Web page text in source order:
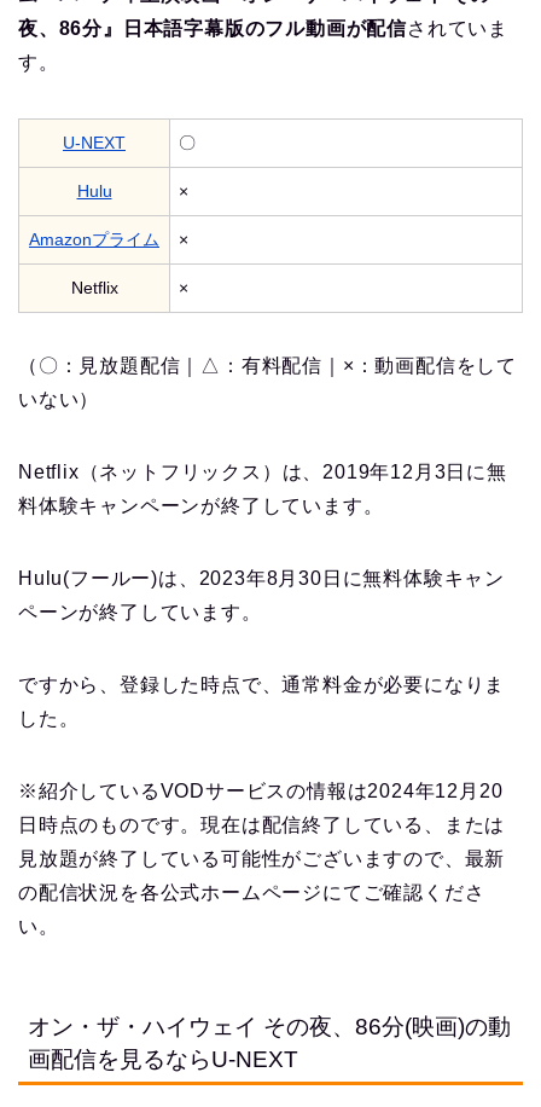
夜、86分』日本語字幕版のフル動画が配信されていま
す。
U-NEXT 〇
Hulu ×
Amazonプライム ×
Netflix ×
（〇：見放題配信｜△：有料配信｜×：動画配信をして
いない）
Netflix（ネットフリックス）は、2019年12月3日に無
料体験キャンペーンが終了しています。
Hulu(フールー)は、2023年8月30日に無料体験キャン
ペーンが終了しています。
ですから、登録した時点で、通常料金が必要になりま
した。
※紹介しているVODサービスの情報は2024年12月20
日時点のものです。現在は配信終了している、または
見放題が終了している可能性がございますので、最新
の配信状況を各公式ホームページにてご確認くださ
い。
オン・ザ・ハイウェイ その夜、86分(映画)の動
画配信を見るならU-NEXT